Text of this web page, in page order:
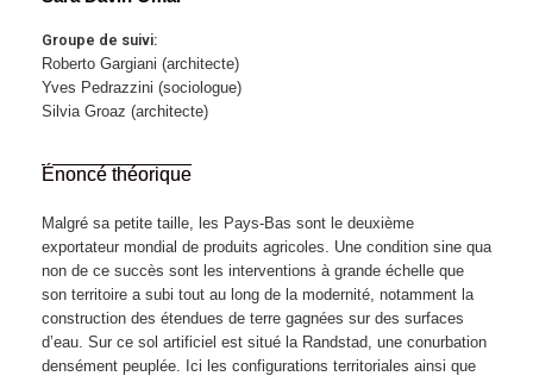
Groupe de suivi:
Roberto Gargiani (architecte)
Yves Pedrazzini (sociologue)
Silvia Groaz (architecte)
Énoncé théorique
Malgré sa petite taille, les Pays-Bas sont le deuxième
exportateur mondial de produits agricoles. Une condition sine qua
non de ce succès sont les interventions à grande échelle que
son territoire a subi tout au long de la modernité, notamment la
construction des étendues de terre gagnées sur des surfaces
d’eau. Sur ce sol artificiel est situé la Randstad, une conurbation
densément peuplée. Ici les configurations territoriales ainsi que